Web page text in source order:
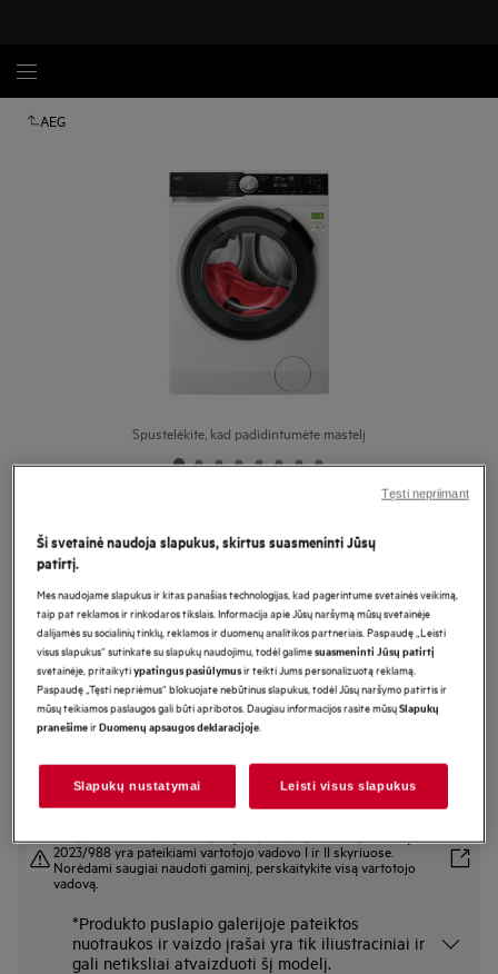
AEG
Spustelėkite, kad padidintumėte mastelį
Skalbyklė 8000 serija „PowerCare“
„UniversalDose“ 10 kg
Gaminio informacijos lapas
Pagrindiniai privalumai
Skalbyklė „8000 PowerCare“ iš anksto sumaišo ir aktyvina skalbiklį.
„PowerClean 59 min“ – dėmių pašalinimas* per trumpiau nei 1 valandą.
Į „UniversalDose“ galima pilti bet kokį skalbiklį, įskaitant skalbimo kapsules.
2023/988 yra pateikiami vartotojo vadovo I ir II skyriuose.
Norėdami saugiai naudoti gaminį, perskaitykite visą vartotojo
vadovą.
*Produkto puslapio galerijoje pateiktos
nuotraukos ir vaizdo įrašai yra tik iliustraciniai ir
gali netiksliai atvaizduoti šį modelį.
Ši svetainė naudoja slapukus, skirtus suasmeninti Jūsų
patirtį.
Mes naudojame slapukus ir kitas panašias technologijas, kad pagerintume svetainės veikimą,
taip pat reklamos ir rinkodaros tikslais. Informacija apie Jūsų naršymą mūsų svetainėje
dalijamės su socialinių tinklų, reklamos ir duomenų analitikos partneriais. Paspaudę „Leisti
visus slapukus“ sutinkate su slapukų naudojimu, todėl galimesuasmeninti Jūsų patirtį
svetainėje, pritaikytiypatingus pasiūlymusir teikti Jums personalizuotą reklamą.
Paspaudę „Tęsti nepriėmus“ blokuojate nebūtinus slapukus, todėl Jūsų naršymo patirtis ir
mūsų teikiamos paslaugos gali būti apribotos. Daugiau informacijos rasite mūsųSlapukų
pranešimeirDuomenų apsaugos deklaracijoje.
Slapukų nustatymai Leisti visus slapukus
Tęsti nepriimant